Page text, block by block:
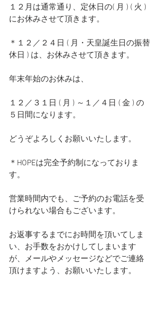
１２月は通常通り、定休日の( 月 ) ( 火 )
にお休みさせて頂きます。
＊１２／２４日 ( 月・天皇誕生日の振替
休日 ) は、お休みさせて頂きます。
年末年始のお休みは、
１２／３１日 ( 月 ) ～１／４日 ( 金 ) の
５日間になります。
どうぞよろしくお願いいたします。
＊HOPEは完全予約制になっておりま
す。
営業時間内でも、ご予約のお電話を受
けられない場合もございます。
お返事するまでにお時間を頂いてしま
い、お手数をおかけしてしまいます
が、メールやメッセージなどでご連絡
頂けますよう、お願いいたします。